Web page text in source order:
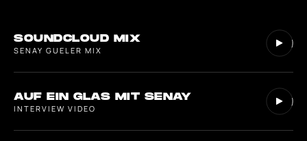
SOUNDCLOUD MIX
SENAY GUELER MIX
AUF EIN GLAS MIT SENAY
INTERVIEW VIDEO